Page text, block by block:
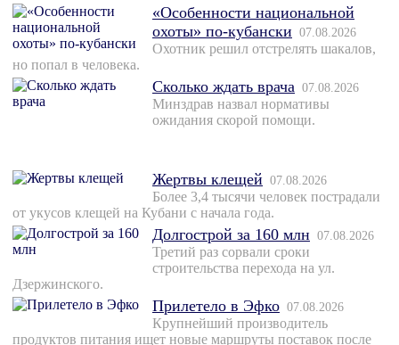
«Особенности национальной
охоты» по-кубански 07.08.2026
Охотник решил отстрелять шакалов,
но попал в человека.
Сколько ждать врача 07.08.2026
Минздрав назвал нормативы
ожидания скорой помощи.
Жертвы клещей 07.08.2026
Более 3,4 тысячи человек пострадали
от укусов клещей на Кубани с начала года.
Долгострой за 160 млн 07.08.2026
Третий раз сорвали сроки
строительства перехода на ул.
Дзержинского.
Прилетело в Эфко 07.08.2026
Крупнейший производитель
продуктов питания ищет новые маршруты поставок после